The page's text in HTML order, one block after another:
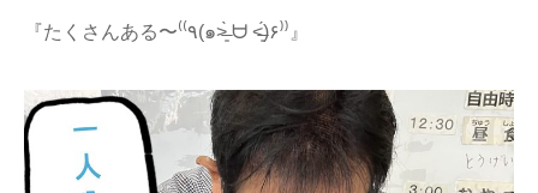
『たくさんある〜⁽⁽٩(๑˃̶͈̀ ᗨ ˂̶͈́)۶⁾⁾』